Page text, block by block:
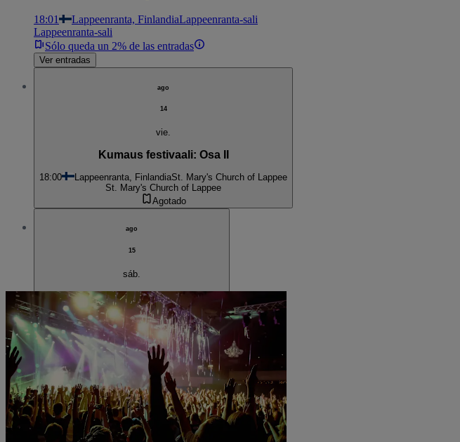
18:01 Lappeenranta, FinlandiaLappeenranta-sali
Lappeenranta-sali
Sólo queda un 2% de las entradas
Ver entradas
ago
14
vie.
Kumaus festivaali: Osa II
18:00 Lappeenranta, FinlandiaSt. Mary's Church of Lappee
St. Mary's Church of Lappee
Agotado
ago
15
sáb.
Kumaus-festivaali: Osa III
18:00 Lappeenranta, FinlandiaOld town hall
Old town hall
Agotado